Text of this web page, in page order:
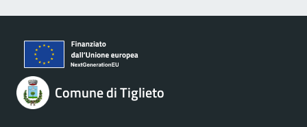
Comune di Tiglieto